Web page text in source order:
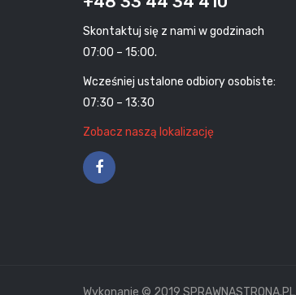
Skontaktuj się z nami w godzinach
07:00 – 15:00.
Wcześniej ustalone odbiory osobiste:
07:30 – 13:30
Zobacz naszą lokalizację
Wykonanie © 2019 SPRAWNASTRONA.PL